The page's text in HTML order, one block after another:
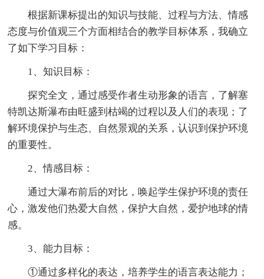
根据新课标提出的知识与技能、过程与方法、情感
态度与价值观三个方面相结合的教学目标体系，我确立
了如下学习目标：
1、知识目标：
探究全文，通过感受作者生动形象的语言，了解塞
特凯达斯瀑布由旺盛到枯竭的过程以及人们的表现；了
解环境保护与生态、自然景观的关系，认识到保护环境
的重要性。
2、情感目标：
通过大瀑布前后的对比，唤起学生保护环境的责任
心，激发他们热爱大自然，保护大自然，爱护地球的情
感。
3、能力目标：
①通过多样化的表达，培养学生的语言表达能力；